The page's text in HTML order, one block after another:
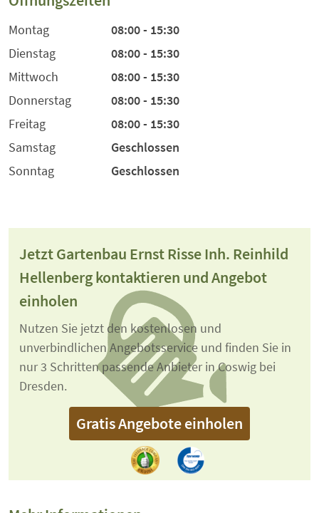
Montag
08:00 - 15:30
Dienstag
08:00 - 15:30
Mittwoch
08:00 - 15:30
Donnerstag
08:00 - 15:30
Freitag
08:00 - 15:30
Samstag
Geschlossen
Sonntag
Geschlossen
Jetzt Gartenbau Ernst Risse Inh. Reinhild
Hellenberg kontaktieren und Angebot
einholen
Nutzen Sie jetzt den kostenlosen und
unverbindlichen Angebotsservice und finden Sie in
nur 3 Schritten passende Anbieter in Coswig bei
Dresden.
Gratis Angebote einholen